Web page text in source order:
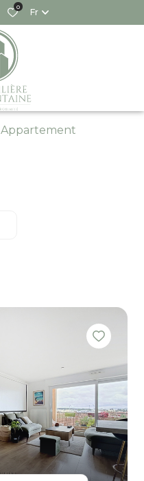
0
Fr
Appartement